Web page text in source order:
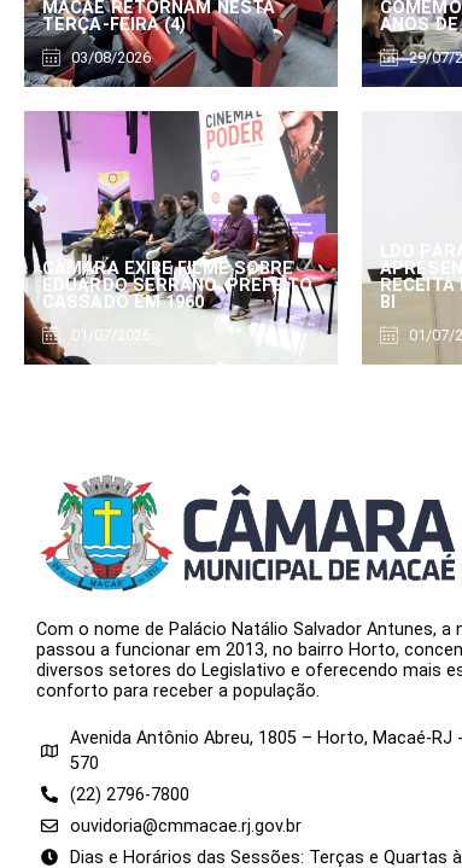
MACAÉ RETORNAM NESTA
TERÇA-FEIRA (4)
03/08/2026
ANOS
29/07/
CÂMARA EXIBE FILME SOBRE
EDUARDO SERRANO, PREFEITO
CASSADO EM 1960
01/07/2026
LDO
RECEITA
BI
01/07/
Com o nome de Palácio Natálio Salvador Antunes, a
passou a funcionar em 2013, no bairro Horto,
diversos setores do Legislativo e oferecendo mais
conforto para receber a população.
Avenida Antônio Abreu, 1805 – Horto, Macaé-RJ
570
(22) 2796-7800
ouvidoria@cmmacae.rj.gov.br
Dias e Horários das Sessões: Terças e Quartas